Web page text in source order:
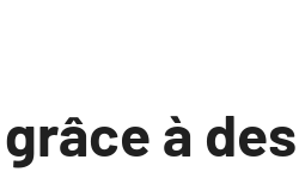
à des